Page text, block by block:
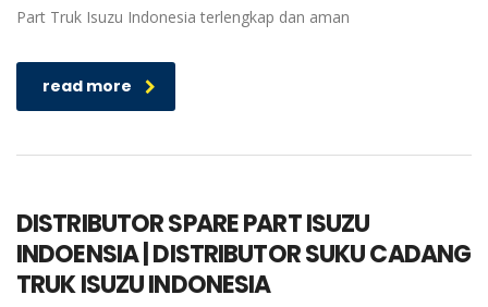
Part Truk Isuzu Indonesia terlengkap dan aman
read more
DISTRIBUTOR SPARE PART ISUZU
INDOENSIA | DISTRIBUTOR SUKU CADANG
TRUK ISUZU INDONESIA